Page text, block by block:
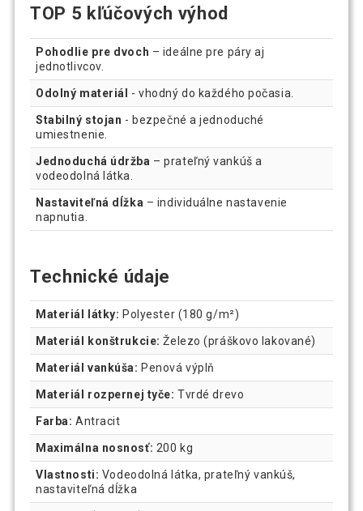
TOP 5 kľúčových výhod
Pohodlie pre dvoch – ideálne pre páry aj
jednotlivcov.
Odolný materiál - vhodný do každého počasia.
Stabilný stojan - bezpečné a jednoduché
umiestnenie.
Jednoduchá údržba – prateľný vankúš a
vodeodolná látka.
Nastaviteľná dĺžka – individuálne nastavenie
napnutia.
Technické údaje
Materiál látky: Polyester (180 g/m²)
Materiál konštrukcie: Železo (práškovo lakované)
Materiál vankúša: Penová výplň
Materiál rozpernej tyče: Tvrdé drevo
Farba: Antracit
Maximálna nosnosť: 200 kg
Vlastnosti: Vodeodolná látka, prateľný vankúš,
nastaviteľná dĺžka